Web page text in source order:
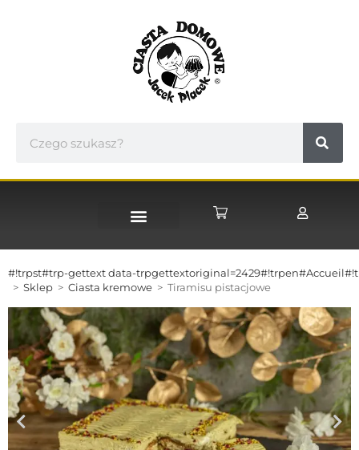
#!trpst#trp-gettext data-
> Sklep > Ciasta kremowe > Tiramisu pistacjowe